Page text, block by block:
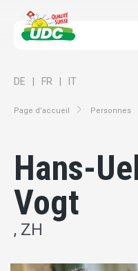
Page d’accueil Personnes
DE FR IT
Hans-
Vogt
, ZH